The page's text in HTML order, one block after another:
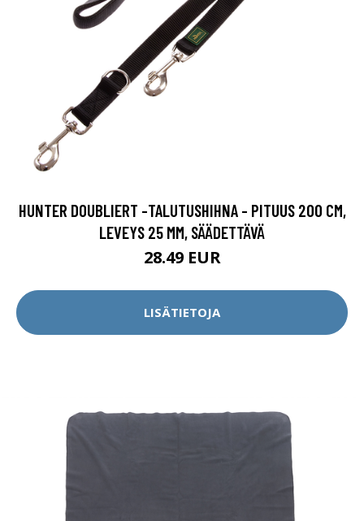
HUNTER DOUBLIERT -TALUTUSHIHNA - PITUUS 200 CM,
LEVEYS 25 MM, SÄÄDETTÄVÄ
28.49 EUR
LISÄTIETOJA